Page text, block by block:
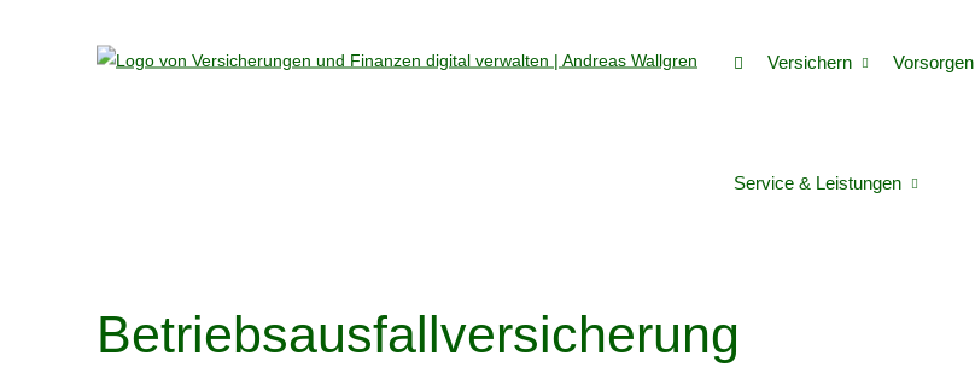
Versichern Vorsorgen
Service & Leistungen
Betriebsausfallversicherung